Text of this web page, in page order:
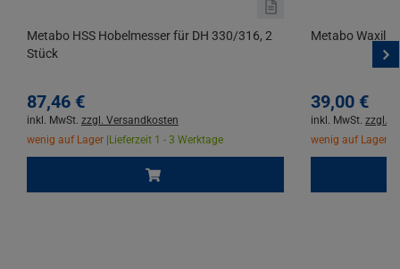
Metabo HSS Hobelmesser für DH 330/316, 2
Stück
87,46 €
inkl. MwSt. zzgl. Versandkosten
wenig auf Lager | Lieferzeit 1 - 3 Werktage
Metabo Waxilit
39,00 €
inkl. MwSt. zzgl.
wenig auf Lager |